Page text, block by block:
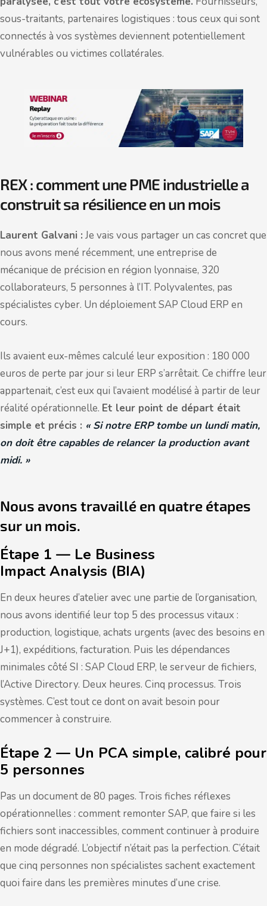
sous-traitants, partenaires logistiques : tous ceux qui sont
connectés à vos systèmes deviennent potentiellement
vulnérables ou victimes collatérales.
REX : comment une PME industrielle a
construit sa résilience en un mois
Laurent Galvani : Je vais vous partager un cas concret que
nous avons mené récemment, une entreprise de
mécanique de précision en région lyonnaise, 320
collaborateurs, 5 personnes à l’IT. Polyvalentes, pas
spécialistes cyber. Un déploiement SAP Cloud ERP en
cours.
Ils avaient eux-mêmes calculé leur exposition : 180 000
euros de perte par jour si leur ERP s’arrêtait. Ce chiffre leur
appartenait, c’est eux qui l’avaient modélisé à partir de leur
réalité opérationnelle. Et leur point de départ était
simple et précis : « Si notre ERP tombe un lundi matin,
on doit être capables de relancer la production avant
midi. »
Nous avons travaillé en quatre étapes
sur un mois.
Étape 1 — Le Business
Impact Analysis (BIA)
En deux heures d’atelier avec une partie de l’organisation,
nous avons identifié leur top 5 des processus vitaux :
production, logistique, achats urgents (avec des besoins en
J+1), expéditions, facturation. Puis les dépendances
minimales côté SI : SAP Cloud ERP, le serveur de fichiers,
l’Active Directory. Deux heures. Cinq processus. Trois
systèmes. C’est tout ce dont on avait besoin pour
commencer à construire.
Étape 2 — Un PCA simple, calibré pour
5 personnes
Pas un document de 80 pages. Trois fiches réflexes
opérationnelles : comment remonter SAP, que faire si les
fichiers sont inaccessibles, comment continuer à produire
en mode dégradé. L’objectif n’était pas la perfection. C’était
que cinq personnes non spécialistes sachent exactement
quoi faire dans les premières minutes d’une crise.